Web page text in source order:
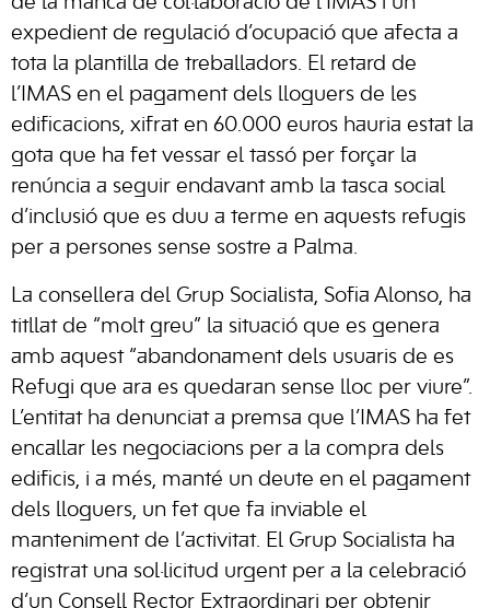
expedient de regulació d’ocupació que afecta a
tota la plantilla de treballadors. El retard de
l’IMAS en el pagament dels lloguers de les
edificacions, xifrat en 60.000 euros hauria estat la
gota que ha fet vessar el tassó per forçar la
renúncia a seguir endavant amb la tasca social
d’inclusió que es duu a terme en aquests refugis
per a persones sense sostre a Palma.
La consellera del Grup Socialista, Sofia Alonso, ha
titllat de “molt greu” la situació que es genera
amb aquest “abandonament dels usuaris de es
Refugi que ara es quedaran sense lloc per viure”.
L’entitat ha denunciat a premsa que l’IMAS ha fet
encallar les negociacions per a la compra dels
edificis, i a més, manté un deute en el pagament
dels lloguers, un fet que fa inviable el
manteniment de l’activitat. El Grup Socialista ha
registrat una sol·licitud urgent per a la celebració
d’un Consell Rector Extraordinari per obtenir